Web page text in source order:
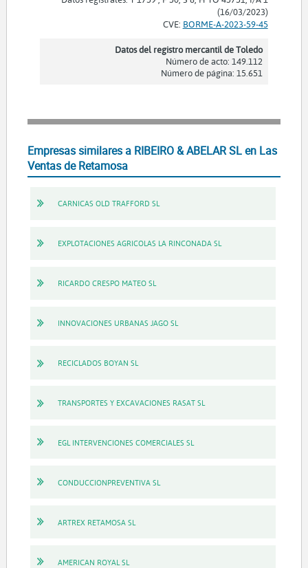
(16/03/2023)
CVE: BORME-A-2023-59-45
Datos del registro mercantil de Toledo
Número de acto: 149.112
Número de página: 15.651
Empresas similares a RIBEIRO & ABELAR SL en Las
Ventas de Retamosa
CARNICAS OLD TRAFFORD SL
EXPLOTACIONES AGRICOLAS LA RINCONADA SL
RICARDO CRESPO MATEO SL
INNOVACIONES URBANAS JAGO SL
RECICLADOS BOYAN SL
TRANSPORTES Y EXCAVACIONES RASAT SL
EGL INTERVENCIONES COMERCIALES SL
CONDUCCIONPREVENTIVA SL
ARTREX RETAMOSA SL
AMERICAN ROYAL SL